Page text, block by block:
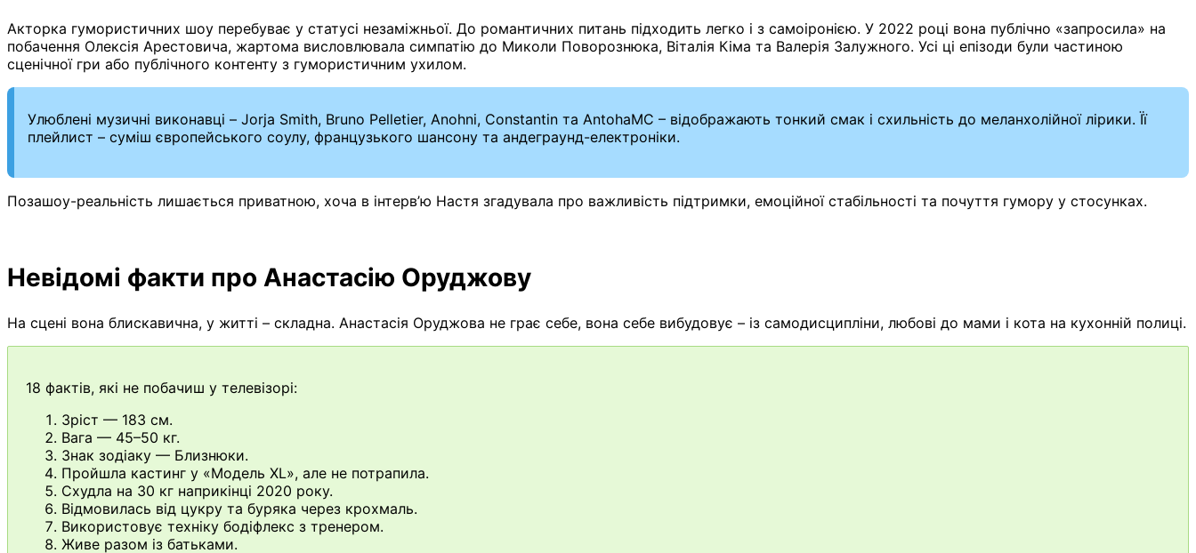
Акторка гумористичних шоу перебуває у статусі незаміжньої. До романтичних питань підходить легко і з самоіронією. У 2022 році вона публічно «запросила» на
побачення Олексія Арестовича, жартома висловлювала симпатію до Миколи Поворознюка, Віталія Кіма та Валерія Залужного. Усі ці епізоди були частиною
сценічної гри або публічного контенту з гумористичним ухилом.
Улюблені музичні виконавці – Jorja Smith, Bruno Pelletier, Anohni, Constantin та AntohaMC – відображають тонкий смак і схильність до меланхолійної лірики. Її
плейлист – суміш європейського соулу, французького шансону та андеграунд-електроніки.
Позашоу-реальність лишається приватною, хоча в інтерв’ю Настя згадувала про важливість підтримки, емоційної стабільності та почуття гумору у стосунках.
Невідомі факти про Анастасію Оруджову
На сцені вона блискавична, у житті – складна. Анастасія Оруджова не грає себе, вона себе вибудовує – із самодисципліни, любові до мами і кота на кухонній полиці.
18 фактів, які не побачиш у телевізорі:
Зріст — 183 см.
Вага — 45–50 кг.
Знак зодіаку — Близнюки.
Пройшла кастинг у «Модель XL», але не потрапила.
Схудла на 30 кг наприкінці 2020 року.
Відмовилась від цукру та буряка через крохмаль.
Використовує техніку бодіфлекс з тренером.
Живе разом із батьками.